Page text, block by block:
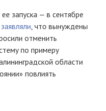
запуска — в сентябре
заявляли, что вынуждены
отменить
по примеру
области
повлиять